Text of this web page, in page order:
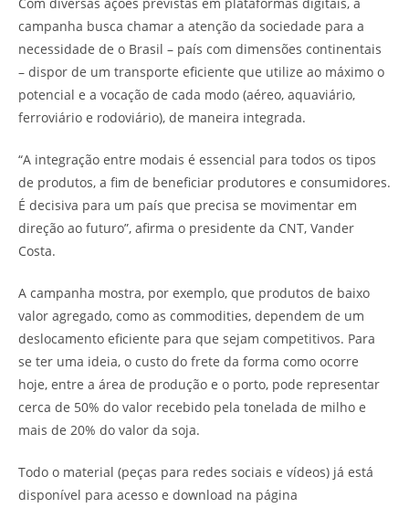
campanha busca chamar a atenção da sociedade para a
necessidade de o Brasil – país com dimensões continentais
– dispor de um transporte eficiente que utilize ao máximo o
potencial e a vocação de cada modo (aéreo, aquaviário,
ferroviário e rodoviário), de maneira integrada.
“A integração entre modais é essencial para todos os tipos
de produtos, a fim de beneficiar produtores e consumidores.
É decisiva para um país que precisa se movimentar em
direção ao futuro”, afirma o presidente da CNT, Vander
Costa.
A campanha mostra, por exemplo, que produtos de baixo
valor agregado, como as commodities, dependem de um
deslocamento eficiente para que sejam competitivos. Para
se ter uma ideia, o custo do frete da forma como ocorre
hoje, entre a área de produção e o porto, pode representar
cerca de 50% do valor recebido pela tonelada de milho e
mais de 20% do valor da soja.
Todo o material (peças para redes sociais e vídeos) já está
disponível para acesso e download na página